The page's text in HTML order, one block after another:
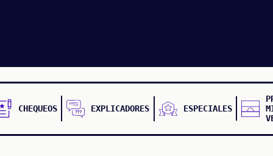
CHEQUEOS EXPLICADORES ESPECIALES